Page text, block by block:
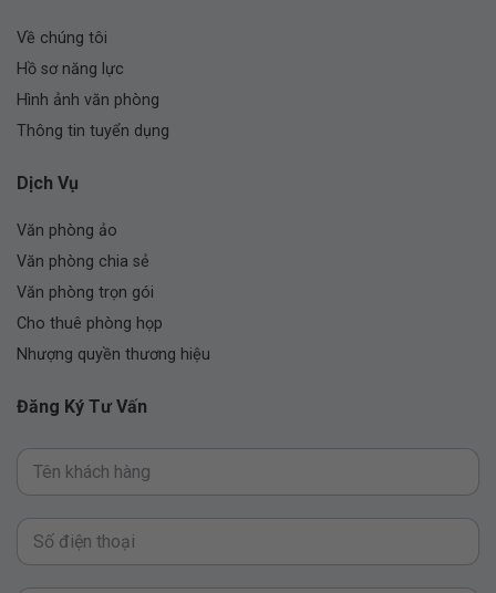
Về chúng tôi
Hồ sơ năng lực
Hình ảnh văn phòng
Thông tin tuyển dụng
Dịch Vụ
Văn phòng ảo
Văn phòng chia sẻ
Văn phòng trọn gói
Cho thuê phòng họp
Nhượng quyền thương hiệu
Đăng Ký Tư Vấn